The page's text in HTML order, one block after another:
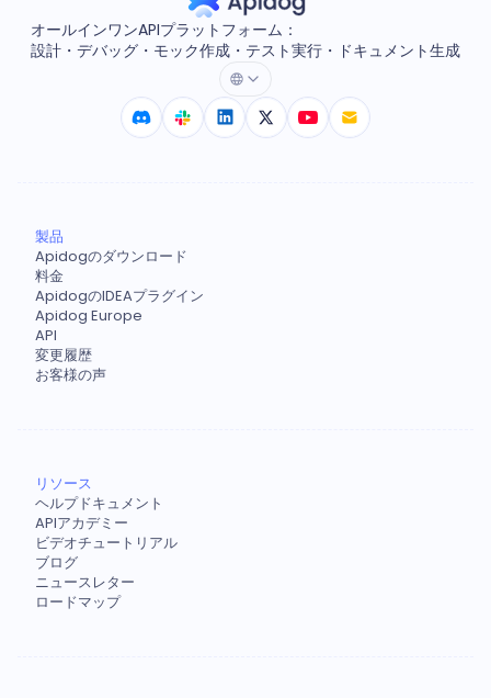
オールインワンAPIプラットフォーム：
設計・デバッグ・モック作成・テスト実行・ドキュメント生成
製品
Apidogのダウンロード
料金
ApidogのIDEAプラグイン
Apidog Europe
API
変更履歴
お客様の声
リソース
ヘルプドキュメント
APIアカデミー
ビデオチュートリアル
ブログ
ニュースレター
ロードマップ